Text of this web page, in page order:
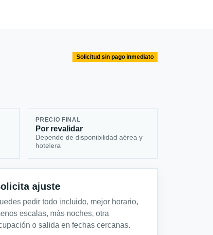
Solicitud sin pago inmediato
PRECIO FINAL
Por revalidar
Depende de disponibilidad aérea y
hotelera
ajuste
pedir todo incluido, mejor horario,
escalas, más noches, otra
o salida en fechas cercanas.